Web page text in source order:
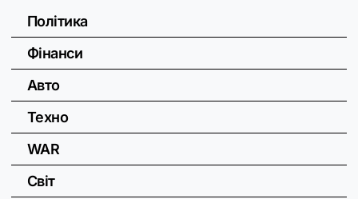
Політика
Фінанси
Авто
Техно
WAR
Світ